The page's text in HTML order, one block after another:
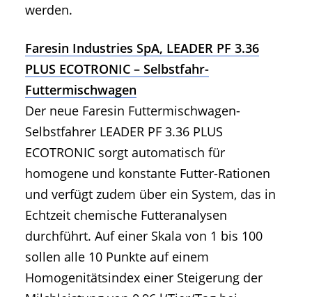
werden.
Faresin Industries SpA, LEADER PF 3.36
PLUS ECOTRONIC – Selbstfahr-
Futtermischwagen
Der neue Faresin Futtermischwagen-
Selbstfahrer LEADER PF 3.36 PLUS
ECOTRONIC sorgt automatisch für
homogene und konstante Futter-Rationen
und verfügt zudem über ein System, das in
Echtzeit chemische Futteranalysen
durchführt. Auf einer Skala von 1 bis 100
sollen alle 10 Punkte auf einem
Homogenitätsindex einer Steigerung der